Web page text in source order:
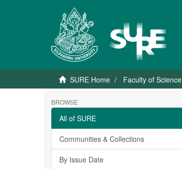
SURE Home Faculty of Science
BROWSE
All of SURE
Communities & Collections
By Issue Date